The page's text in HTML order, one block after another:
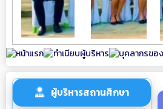
ผู้บริหารสถานศึกษา